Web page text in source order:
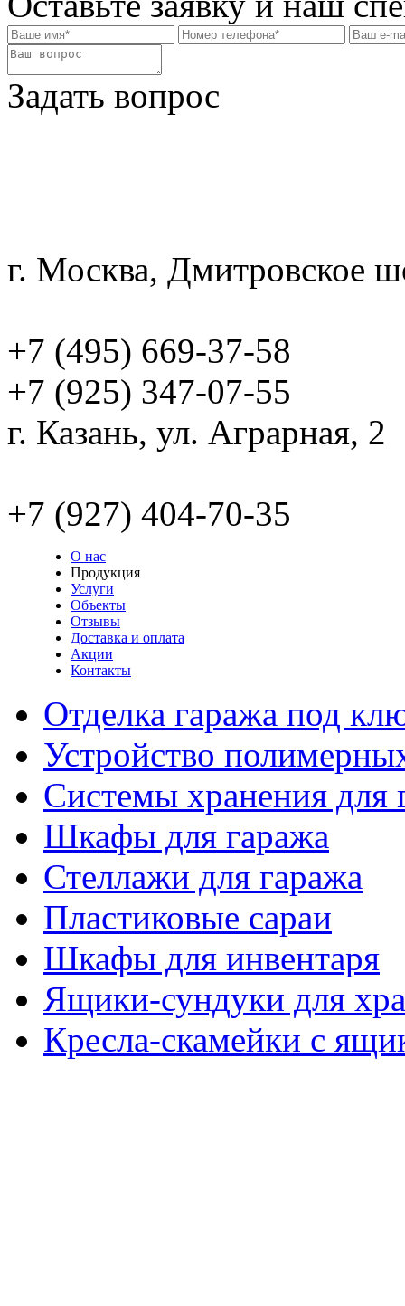
Задать вопрос
г. Москва, Дмитровское
+7 (495) 669-37-58
+7 (925) 347-07-55
г. Казань, ул. Аграрная, 2
+7 (927) 404-70-35
О нас
Продукция
Услуги
Объекты
Отзывы
Доставка и оплата
Акции
Контакты
Отделка гаража под
Устройство
Системы хранения для
Шкафы для гаража
Стеллажи для гаража
Пластиковые сараи
Шкафы для инвентаря
Ящики-сундуки для
Кресла-скамейки с